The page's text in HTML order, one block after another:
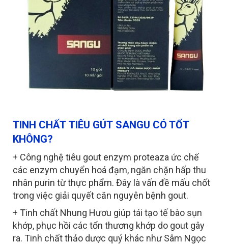
TINH CHẤT TIÊU GÚT SANGU CÓ TỐT
KHÔNG?
+ Công nghệ tiêu gout enzym proteaza ức chế
các enzym chuyển hoá đạm, ngăn chặn hấp thu
nhân purin từ thực phẩm. Đây là vấn đề mấu chốt
trong việc giải quyết căn nguyên bệnh gout.
+ Tinh chất Nhung Hươu giúp tái tạo tế bào sụn
khớp, phục hồi các tổn thương khớp do gout gây
ra. Tinh chất thảo dược quý khác như Sâm Ngọc